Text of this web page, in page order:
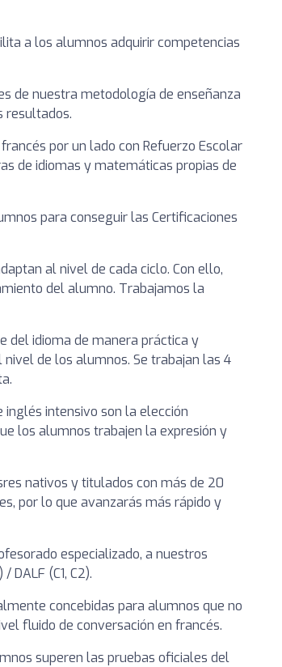
a los alumnos adquirir competencias
de nuestra metodología de enseñanza
resultados.
por un lado con Refuerzo Escolar
de idiomas y matemáticas propias de
para conseguir las Certificaciones
al nivel de cada ciclo. Con ello,
del alumno. Trabajamos la
del idioma de manera práctica y
de los alumnos. Se trabajan las 4
inglés intensivo son la elección
los alumnos trabajen la expresión y
nativos y titulados con más de 20
por lo que avanzarás más rápido y
especializado, a nuestros
DALF (C1, C2).
concebidas para alumnos que no
fluido de conversación en francés.
superen las pruebas oficiales del